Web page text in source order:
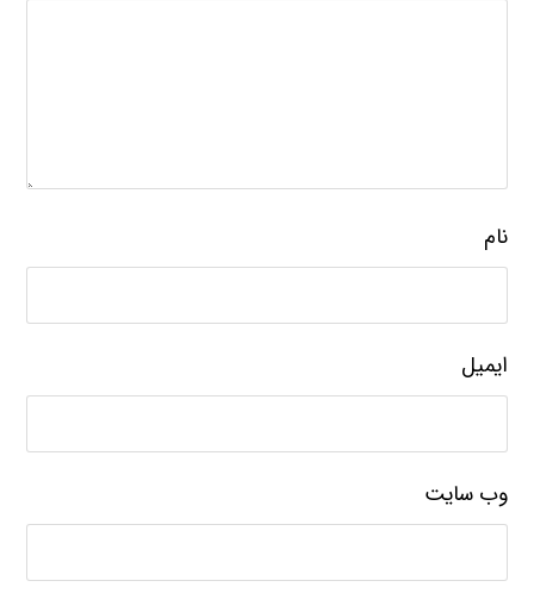
نام
ایمیل
وب‌ سایت